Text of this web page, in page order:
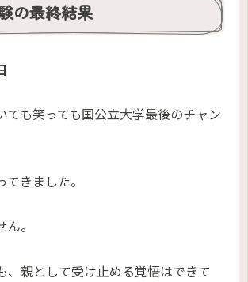
の最終結果
ても笑っても国公立大学最後のチャン
きました。
。
、親として受け止める覚悟はできて